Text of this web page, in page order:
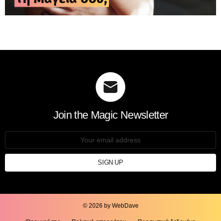
Join the Magic Newsletter
© 2026 by WebDave